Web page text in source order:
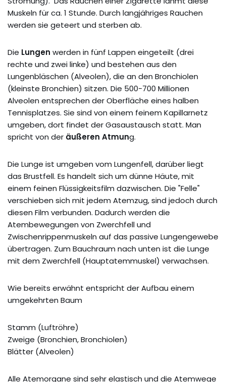
Muskeln für ca. 1 Stunde. Durch langjähriges Rauchen
werden sie geteert und sterben ab.
Die Lungen werden in fünf Lappen eingeteilt (drei
rechte und zwei linke) und bestehen aus den
Lungenbläschen (Alveolen), die an den Bronchiolen
(kleinste Bronchien) sitzen. Die 500-700 Millionen
Alveolen entsprechen der Oberfläche eines halben
Tennisplatzes. Sie sind von einem feinem Kapillarnetz
umgeben, dort findet der Gasaustausch statt. Man
spricht von der äußeren Atmung.
Die Lunge ist umgeben vom Lungenfell, darüber liegt
das Brustfell. Es handelt sich um dünne Häute, mit
einem feinen Flüssigkeitsfilm dazwischen. Die "Felle"
verschieben sich mit jedem Atemzug, sind jedoch durch
diesen Film verbunden. Dadurch werden die
Atembewegungen von Zwerchfell und
Zwischenrippenmuskeln auf das passive Lungengewebe
übertragen. Zum Bauchraum nach unten ist die Lunge
mit dem Zwerchfell (Hauptatemmuskel) verwachsen.
Wie bereits erwähnt entspricht der Aufbau einem
umgekehrten Baum
Stamm (Luftröhre)
Zweige (Bronchien, Bronchiolen)
Blätter (Alveolen)
Alle Atemorgane sind sehr elastisch und die Atemwege